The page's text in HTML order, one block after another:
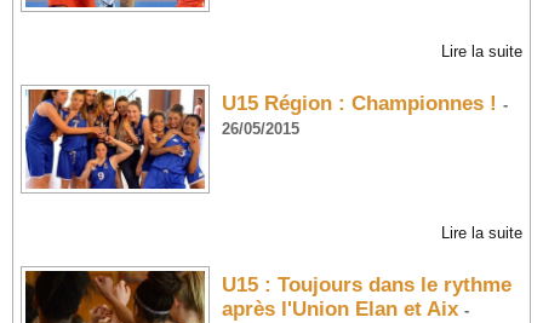
Lire la suite
U15 Région : Championnes ! -
26/05/2015
Lire la suite
U15 : Toujours dans le rythme
après l'Union Elan et Aix -